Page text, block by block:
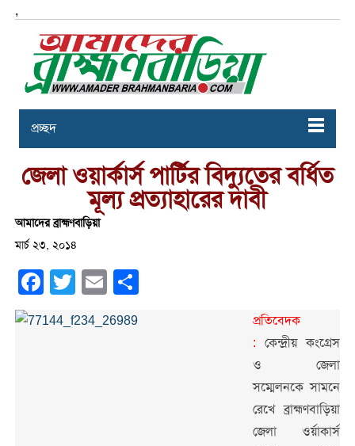
,
প্রচ্ছদ
জেলা ওয়ার্কার্স পার্টির বিদ্যুতের বর্ধিত
মূল্য প্রত্যাহারের দাবী
আমাদের ব্রাহ্মণবাড়িয়া
মার্চ ২৩, ২০১৪
Facebook
Twitter Email
প্রতিবেদক
: কেন্দ্রীয় কংগ্রেস
ও জেলা
সম্মেলনকে সামনে
রেখে ব্রাহ্মণবাড়িয়া
জেলা ওর্য়াকার্স